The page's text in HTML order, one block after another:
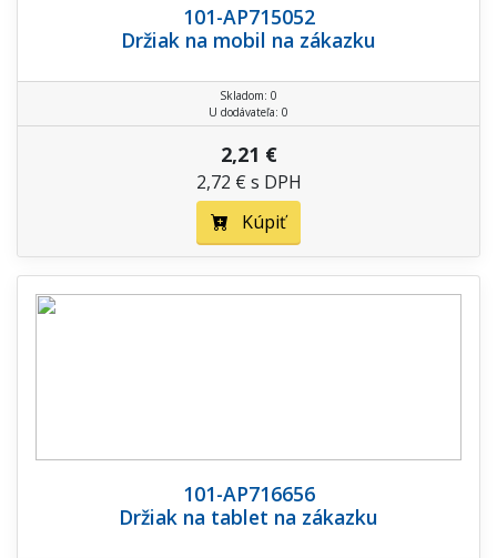
101-AP715052
Držiak na mobil na zákazku
Skladom: 0
U dodávateľa: 0
2,21 €
2,72 € s DPH
Kúpiť
101-AP716656
Držiak na tablet na zákazku